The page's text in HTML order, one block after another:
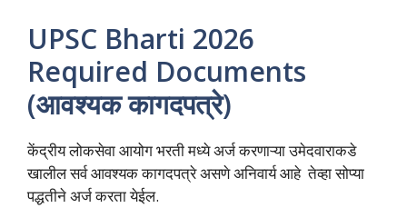
UPSC Bharti 2026
Required Documents
(आवश्यक कागदपत्रे)
केंद्रीय लोकसेवा आयोग भरती मध्ये अर्ज करणाऱ्या उमेदवाराकडे
खालील सर्व आवश्यक कागदपत्रे असणे अनिवार्य आहे तेव्हा सोप्या
पद्धतीने अर्ज करता येईल.